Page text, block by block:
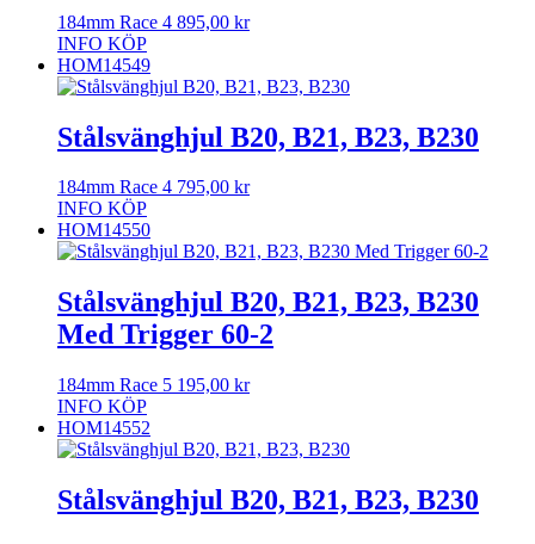
184mm Race 4 895,00 kr
INFO KÖP
HOM14549
Stålsvänghjul B20, B21, B23, B230
184mm Race 4 795,00 kr
INFO KÖP
HOM14550
Stålsvänghjul B20, B21, B23, B230
Med Trigger 60-2
184mm Race 5 195,00 kr
INFO KÖP
HOM14552
Stålsvänghjul B20, B21, B23, B230